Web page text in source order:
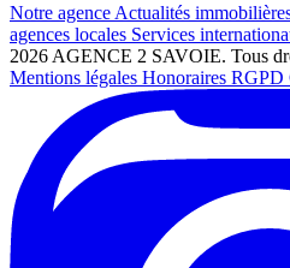
Notre agence Actualités
agences locales Services
2026 AGENCE 2 SAVOIE. Tous
Mentions légales Honoraires RGPD